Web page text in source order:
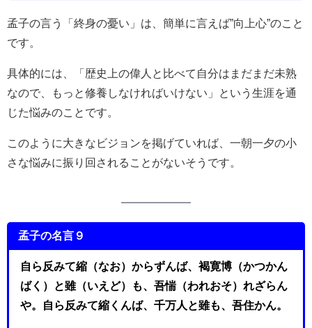
孟子の言う「終身の憂い」は、簡単に言えば”向上心”のこと
です。
具体的には、「歴史上の偉人と比べて自分はまだまだ未熟
なので、もっと修養しなければいけない」という生涯を通
じた悩みのことです。
このように大きなビジョンを掲げていれば、一朝一夕の小
さな悩みに振り回されることがないそうです。
孟子の名言９
自ら反みて縮（なお）からずんば、褐寛博（かつかん
ばく）と雖（いえど）も、吾惴（われおそ）れざらん
や。自ら反みて縮くんば、千万人と雖も、吾住かん。